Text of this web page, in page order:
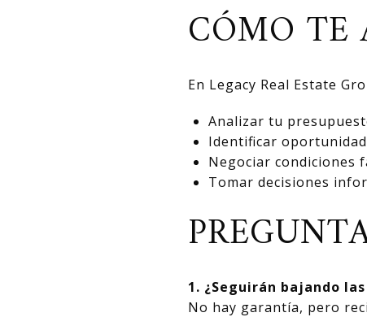
CÓMO TE
En Legacy Real Estate
Analizar tu
Identificar
Negociar condiciones
Tomar decisiones
1. ¿Seguirán bajando
No hay garantía, pero